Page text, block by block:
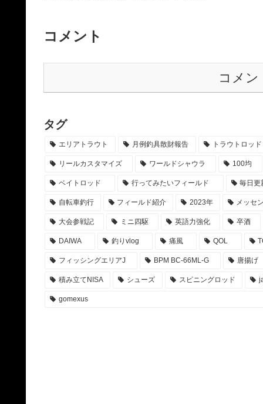
コメント
コメン
タグ
エリアトラウト 月例釣具散財報告 トラウトロッド
リールカスタマイズ ワールドシャウラ 100均
ベイトロッド 行ってみたいフィールド 毎日更
自転車釣行 フィールド紹介 2023年 メッセ
大会参戦記 ミニ四駆 英語力強化 卒酒
DAIWA 釣りvlog 痛風 QOL
フィッシングエリアJ BPM BC-66ML-G 唐揚げ
積み立てNISA シューズ スピニングロッド
gomexus